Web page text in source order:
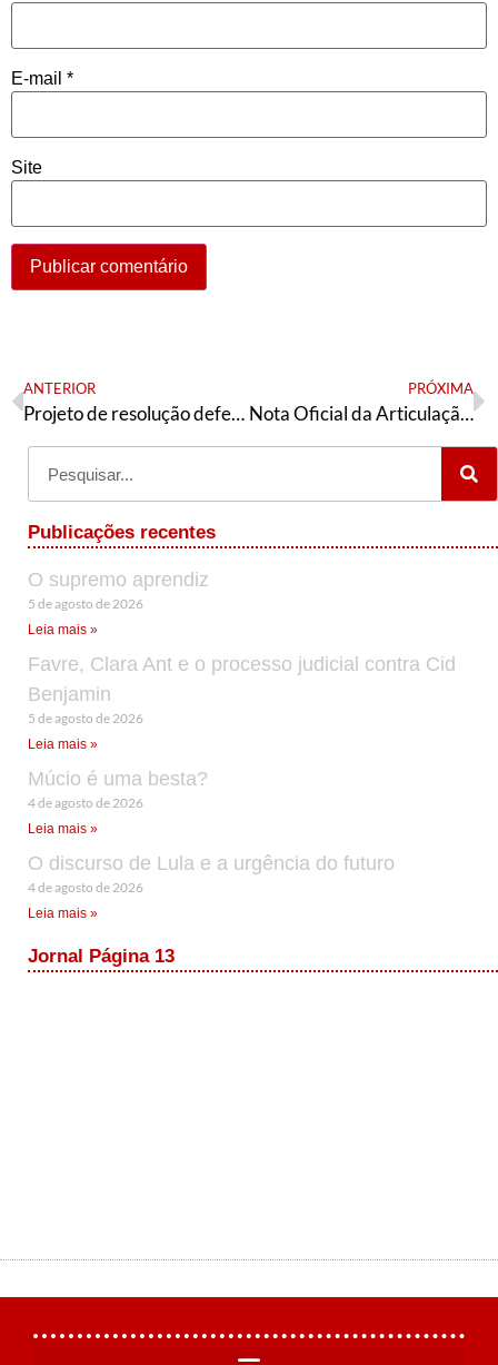
E-mail *
Site
ANTERIOR
Projeto de resolução defendido pela JAE no 60° CONUNE
PRÓXIMA
Nota Oficial da Articulação de Esquerda – Paraná sobre o 2º turno
Publicações recentes
O supremo aprendiz
5 de agosto de 2026
Leia mais »
Favre, Clara Ant e o processo judicial contra Cid
Benjamin
5 de agosto de 2026
Leia mais »
Múcio é uma besta?
4 de agosto de 2026
Leia mais »
O discurso de Lula e a urgência do futuro
4 de agosto de 2026
Leia mais »
Jornal Página 13